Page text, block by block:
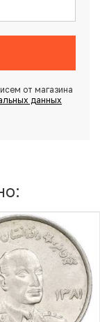
от магазина
данных